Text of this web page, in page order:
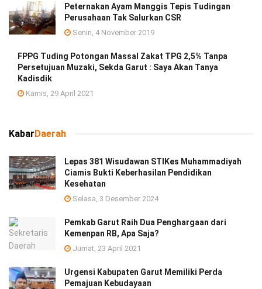
Peternakan Ayam Manggis Tepis Tudingan
Perusahaan Tak Salurkan CSR
Senin, 4 November 2019
FPPG Tuding Potongan Massal Zakat TPG 2,5% Tanpa
Persetujuan Muzaki, Sekda Garut : Saya Akan Tanya
Kadisdik
Kamis, 29 April 2021
Kabar Daerah
Lepas 381 Wisudawan STIKes Muhammadiyah
Ciamis Bukti Keberhasilan Pendidikan
Kesehatan
Selasa, 3 Desember 2024
Pemkab Garut Raih Dua Penghargaan dari
Kemenpan RB, Apa Saja?
Jumat, 23 April 2021
Urgensi Kabupaten Garut Memiliki Perda
Pemajuan Kebudayaan